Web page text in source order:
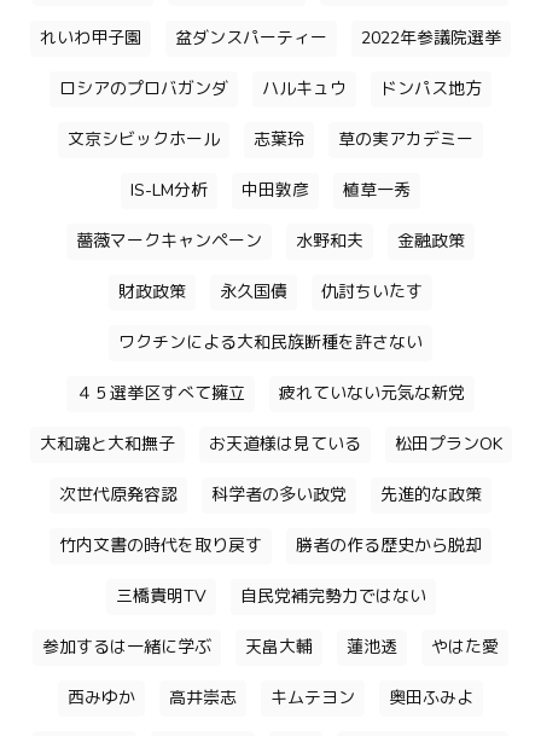
れいわ甲子園 盆ダンスパーティー 2022年参議院選挙
ロシアのプロバガンダ ハルキュウ ドンパス地方
文京シビックホール 志葉玲 草の実アカデミー
IS-LM分析 中田敦彦 植草一秀
薔薇マークキャンペーン 水野和夫 金融政策
財政政策 永久国債 仇討ちいたす
ワクチンによる大和民族断種を許さない
４５選挙区すべて擁立 疲れていない元気な新党
大和魂と大和撫子 お天道様は見ている 松田プランOK
次世代原発容認 科学者の多い政党 先進的な政策
竹内文書の時代を取り戻す 勝者の作る歴史から脱却
三橋貴明TV 自民党補完勢力ではない
参加するは一緒に学ぶ 天畠大輔 蓮池透 やはた愛
西みゆか 高井崇志 キムテヨン 奥田ふみよ